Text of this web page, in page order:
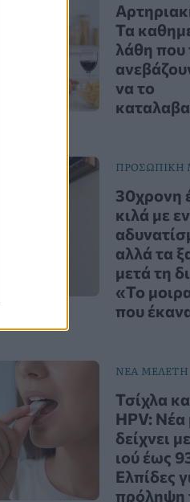
Τα
λάθη που
να το
ΠΡΟΣΩΠΙΚΗ
30χρονη
κιλά με
αλλά τα
μετά τη
«Το
που
ΝΕΑ ΜΕΛΕΤΗ
Τσίχλα
HPV: Νέα
δείχνει
ιού έως
Ελπίδες
πρόληψη